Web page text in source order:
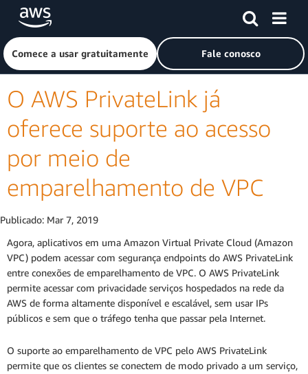
Pular para o conteúdo principal
Clique aqui para voltar à página inicial da Amazon Web
Comece a usar gratuitamente Fale conosco
O AWS PrivateLink já
oferece suporte ao acesso
por meio de
emparelhamento de VPC
Publicado: Mar 7, 2019
Agora, aplicativos em uma Amazon Virtual Private Cloud (Amazon
VPC) podem acessar com segurança endpoints do AWS PrivateLink
entre conexões de emparelhamento de VPC. O AWS PrivateLink
permite acessar com privacidade serviços hospedados na rede da
AWS de forma altamente disponível e escalável, sem usar IPs
públicos e sem que o tráfego tenha que passar pela Internet.
O suporte ao emparelhamento de VPC pelo AWS PrivateLink
permite que os clientes se conectem de modo privado a um serviço,